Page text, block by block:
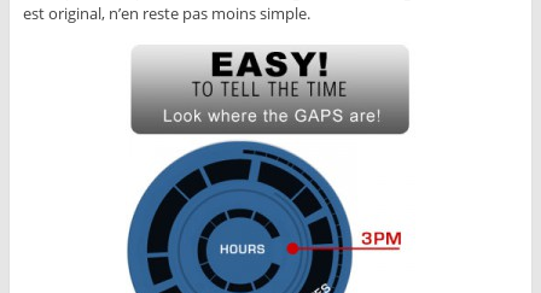
est original, n’en reste pas moins simple.